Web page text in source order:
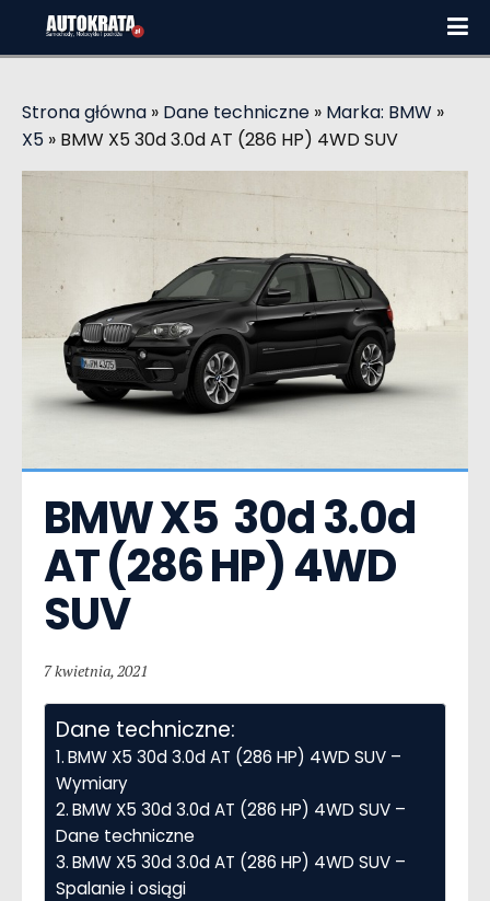
Strona główna » Dane techniczne » Marka: BMW »
X5 » BMW X5 30d 3.0d AT (286 HP) 4WD SUV
BMW X5  30d 3.0d
AT (286 HP) 4WD
SUV
7 kwietnia, 2021
Dane techniczne:
BMW X5 30d 3.0d AT (286 HP) 4WD SUV –
Wymiary
BMW X5 30d 3.0d AT (286 HP) 4WD SUV –
Dane techniczne
BMW X5 30d 3.0d AT (286 HP) 4WD SUV –
Spalanie i osiągi